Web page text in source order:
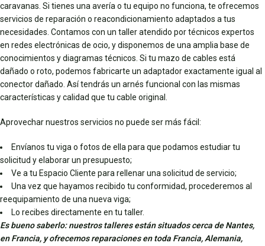
caravanas. Si tienes una avería o tu equipo no funciona, te ofrecemos
servicios de reparación o reacondicionamiento adaptados a tus
necesidades. Contamos con un taller atendido por técnicos expertos
en redes electrónicas de ocio, y disponemos de una amplia base de
conocimientos y diagramas técnicos. Si tu mazo de cables está
dañado o roto, podemos fabricarte un adaptador exactamente igual al
conector dañado. Así tendrás un arnés funcional con las mismas
características y calidad que tu cable original.
Aprovechar nuestros servicios no puede ser más fácil:
Envíanos tu viga o fotos de ella para que podamos estudiar tu
solicitud y elaborar un presupuesto;
Ve a tu Espacio Cliente para rellenar una solicitud de servicio;
Una vez que hayamos recibido tu conformidad, procederemos al
reequipamiento de una nueva viga;
Lo recibes directamente en tu taller.
Es bueno saberlo: nuestros talleres están situados cerca de Nantes,
en Francia, y ofrecemos reparaciones en toda Francia, Alemania,